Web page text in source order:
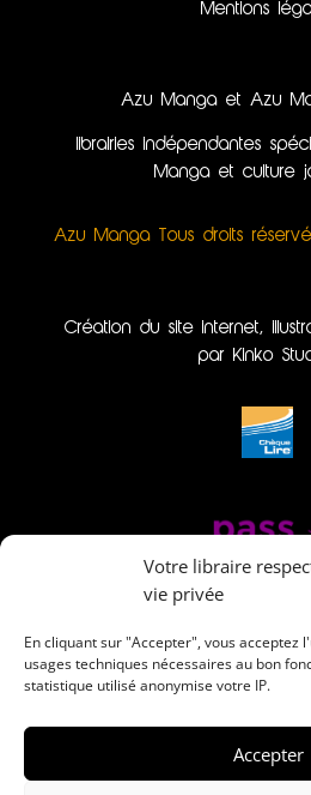
Votre libraire
vie privée
En cliquant sur "Accepter", vous acceptez
usages techniques nécessaires au bon
statistique utilisé anonymise votre IP.
Accepter
Mentions
Azu Manga et Azu
librairies indépendantes
Manga et culture
Azu Manga Tous droits
Création du site internet,
par Kinko